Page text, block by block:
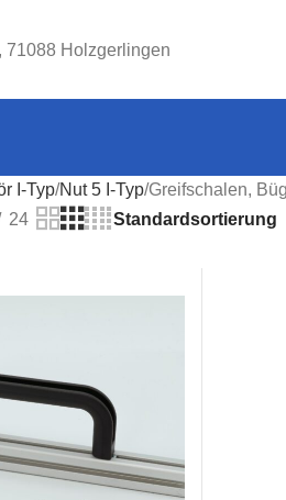
71088 Holzgerlingen
I-Typ Nut 5 I-Typ Greifschalen,
24